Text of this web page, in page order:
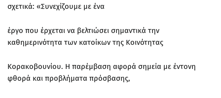
σχετικά: «Συνεχίζουμε με ένα
έργο που έρχεται να βελτιώσει σημαντικά την
καθημερινότητα των κατοίκων της Κοινότητας
Κορακοβουνίου. Η παρέμβαση αφορά σημεία με έντονη
φθορά και προβλήματα πρόσβασης,